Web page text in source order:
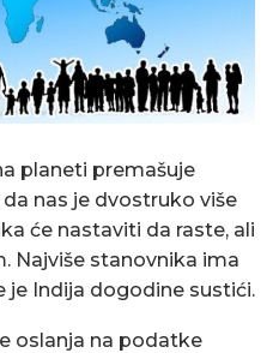
planeti premašuje
nas je dvostruko više
će nastaviti da raste, ali
Najviše stanovnika ima
je Indija dogodine sustići.
oslanja na podatke